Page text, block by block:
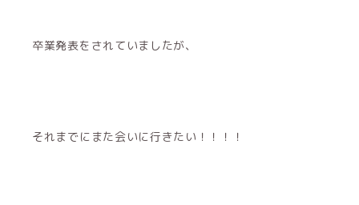
卒業発表をされていましたが、
それまでにまた会いに行きたい！！！！